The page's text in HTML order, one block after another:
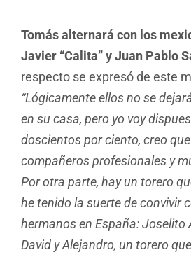
Tomás alternará con los
Javier “Calita” y Juan Pablo
respecto se expresó de este
“Lógicamente ellos no se
en su casa, pero yo voy
doscientos por ciento, creo
compañeros profesionales y
Por otra parte, hay un torero
he tenido la suerte de convivir
hermanos en España: Joselito
David y Alejandro, un torero